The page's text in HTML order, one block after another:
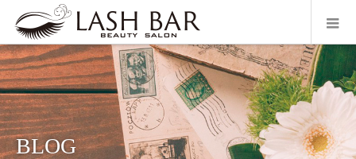
BLOG